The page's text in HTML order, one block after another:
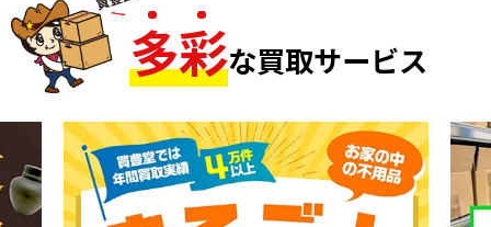
多彩な買取サービス